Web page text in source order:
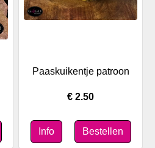
Paaskuikentje patroon
€ 2.50